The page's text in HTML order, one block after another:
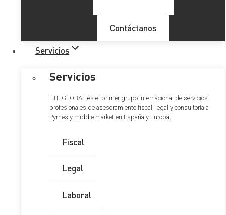
Contáctanos
Servicios
Servicios
ETL GLOBAL es el primer grupo internacional de servicios
profesionales de asesoramiento fiscal, legal y consultoría a
Pymes y middle market en España y Europa.
Fiscal
Legal
Laboral
Problemática fiscal y jurídica
de la dación en pago
Tabla de Contenidos
TRATAMIENTO FISCAL DE LA DACIÓN EN
IRPF: Con carácter general, se
producirá una alteración patrimonial por
diferencia entre el valor de transmisión